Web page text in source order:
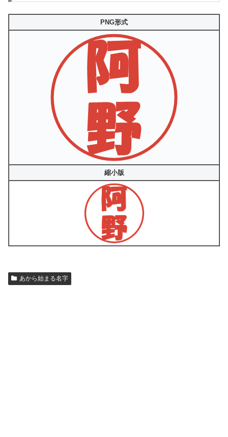
PNG形式
縮小版
あから始まる名字